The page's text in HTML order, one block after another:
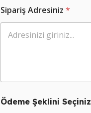
n
A
d
e
i
Sipariş Adresiniz *
Ödeme Şeklini Seçiniz